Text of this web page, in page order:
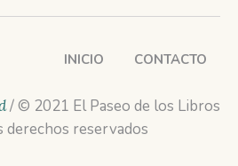
INICIO CONTACTO
/ © 2021 El Paseo de los Libros
derechos reservados